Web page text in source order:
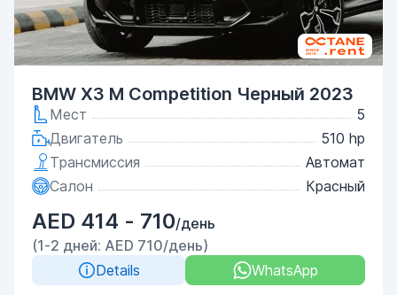
BMW X3 M Competition Черный 2023
Мест
5
Двигатель
510 hp
Трансмиссия
Автомат
Салон
Красный
AED 414 - 710/день
(1-2 дней: AED 710/день)
Details
WhatsApp